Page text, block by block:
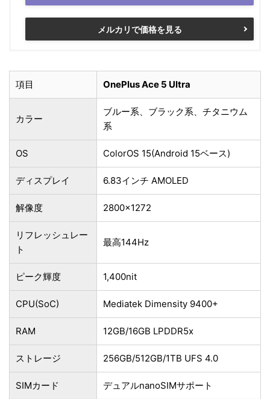
メルカリで価格を見る
項目 OnePlus Ace 5 Ultra
カラー
ブルー系、ブラック系、チタニウム
系
OS ColorOS 15(Android 15ベース)
ディスプレイ 6.83インチ AMOLED
解像度 2800×1272
リフレッシュレー
ト
最高144Hz
ピーク輝度 1,400nit
CPU(SoC) Mediatek Dimensity 9400+
RAM 12GB/16GB LPDDR5x
ストレージ 256GB/512GB/1TB UFS 4.0
SIMカード デュアルnanoSIMサポート